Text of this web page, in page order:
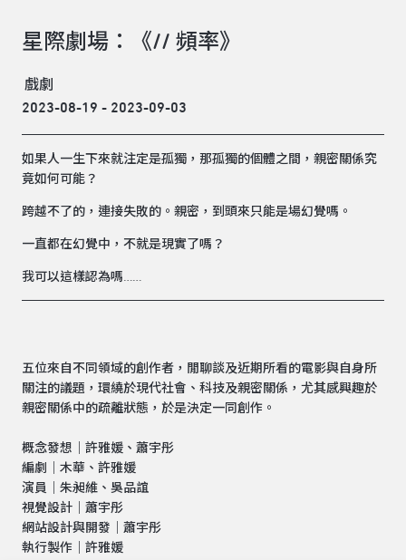
星際劇場：《// 頻率》
戲劇
2023-08-19 - 2023-09-03
如果人一生下來就注定是孤獨，那孤獨的個體之間，親密關係究
竟如何可能？
跨越不了的，連接失敗的。親密，到頭來只能是場幻覺嗎。
一直都在幻覺中，不就是現實了嗎？
我可以這樣認為嗎……
五位來自不同領域的創作者，閒聊談及近期所看的電影與自身所
關注的議題，環繞於現代社會、科技及親密關係，尤其感興趣於
親密關係中的疏離狀態，於是決定一同創作。
概念發想｜許雅媛、蕭宇彤
編劇｜木華、許雅媛
演員｜朱昶維、吳品誼
視覺設計｜蕭宇彤
網站設計與開發｜蕭宇彤
執行製作｜許雅媛